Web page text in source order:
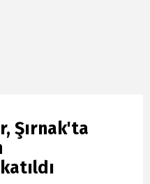
Şırnak'ta